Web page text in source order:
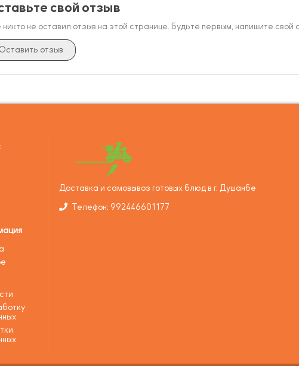
свой отзыв
никто не оставил отзыв на этой странице. Будьте первым, напишите свой
Оставить отзыв
Доставка и самовывоз готовых блюд в г. Душанбе
Телефон: 992446601177